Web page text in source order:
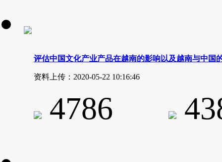
评估中国文化产业产品在越南的影响以及越南与中国
资料上传：2020-05-22 10:16:46
4786